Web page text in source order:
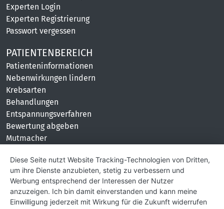
Experten Login
Experten Registrierung
Passwort vergessen
PATIENTENBEREICH
Patienteninformationen
Nebenwirkungen lindern
Krebsarten
Behandlungen
Entspannungsverfahren
Bewertung abgeben
Mutmacher
KONTAKT
Impressum
Hilfe und Kontakt
Partner
Diese Seite nutzt Website Tracking-Technologien von Dritten,
um ihre Dienste anzubieten, stetig zu verbessern und
Werbung entsprechend der Interessen der Nutzer
anzuzeigen. Ich bin damit einverstanden und kann meine
Einwilligung jederzeit mit Wirkung für die Zukunft widerrufen